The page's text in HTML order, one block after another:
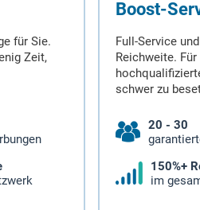
für Sie.
Zeit,
Boost-
Full-Service
Reichweite.
schwer zu
20 - 30
150%+
im